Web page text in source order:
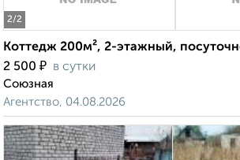
2/2
Коттедж 200м², 2-этажный,
2 500 ₽ в сутки
Союзная
Агентство, 04.08.2026